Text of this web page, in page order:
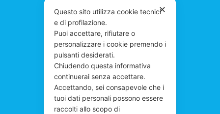
✕
Questo sito utilizza cookie tecnici
e di profilazione.
Puoi accettare, rifiutare o
personalizzare i cookie premendo i
pulsanti desiderati.
Chiudendo questa informativa
continuerai senza accettare.
Accettando, sei consapevole che i
tuoi dati personali possono essere
raccolti allo scopo di